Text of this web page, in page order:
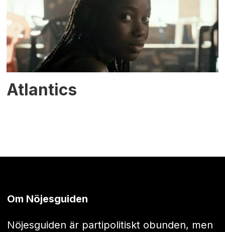
Atlantics
Om Nöjesguiden
Nöjesguiden är partipolitiskt obunden, men